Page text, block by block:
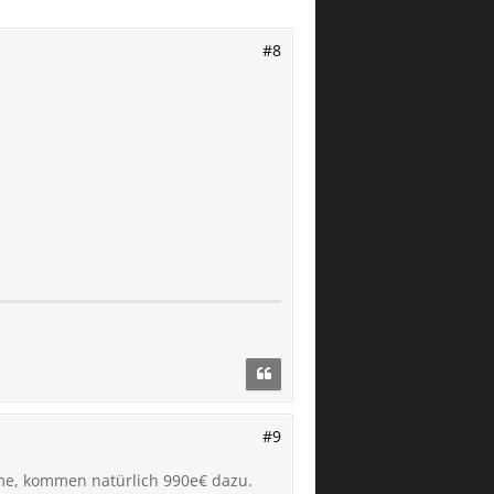
#8
#9
kommen natürlich 990e€ dazu.